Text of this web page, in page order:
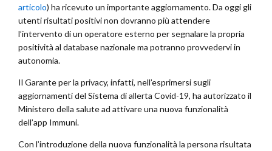
articolo) ha ricevuto un importante aggiornamento. Da oggi gli
utenti risultati positivi non dovranno più attendere
l’intervento di un operatore esterno per segnalare la propria
positività al database nazionale ma potranno provvedervi in
autonomia.
Il Garante per la privacy, infatti, nell’esprimersi sugli
aggiornamenti del Sistema di allerta Covid-19, ha autorizzato il
Ministero della salute ad attivare una nuova funzionalità
dell’app Immuni.
Con l’introduzione della nuova funzionalità la persona risultata